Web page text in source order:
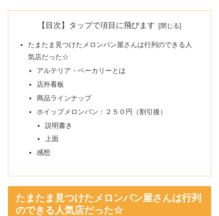
【目次】タップで項目に飛びます
たまたま見つけたメロンパン屋さんは行列のできる人
気店だった☆
アルテリア・ベーカリーとは
店外看板
商品ラインナップ
ホイップメロンパン：２５０円（割引後）
説明書き
上面
感想
たまたま見つけたメロンパン屋さんは行列
のできる人気店だった☆